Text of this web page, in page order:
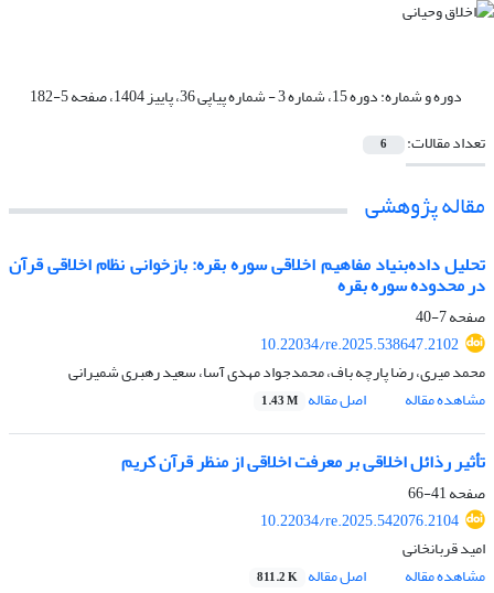
دوره و شماره:دوره 15، شماره 3 - شماره پیاپی 36، پاییز 1404، صفحه 5-182
تعداد مقالات:
6
مقاله پژوهشی
تحلیل داده‌بنیاد مفاهیم اخلاقی سوره بقره: بازخوانی نظام اخلاقی قرآن
در محدوده سوره بقره
صفحه7-40
10.22034/re.2025.538647.2102
محمد میری، رضا پارچه باف، محمدجواد مهدی آسا، سعید رهبری شمیرانی
مشاهده مقاله
اصل مقاله 1.43 M
تأثیر رذائل اخلاقی بر معرفت اخلاقی از منظر قرآن کریم
صفحه41-66
10.22034/re.2025.542076.2104
امید قربانخانی
مشاهده مقاله
اصل مقاله 811.2 K